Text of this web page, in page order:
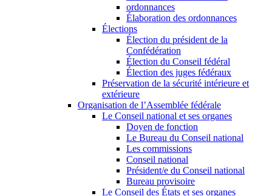
ordonnances
Élaboration des ordonnances
Élections
Élection du président de la
Confédération
Élection du Conseil fédéral
Élection des juges fédéraux
Préservation de la sécurité intérieure et
extérieure
Organisation de l’Assemblée fédérale
Le Conseil national et ses organes
Doyen de fonction
Le Bureau du Conseil national
Les commissions
Conseil national
Président/e du Conseil national
Bureau provisoire
Le Conseil des États et ses organes